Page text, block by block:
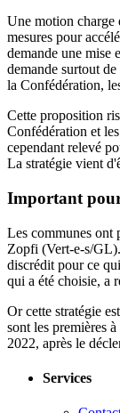
Une motion charge
mesures pour
demande une mise
demande surtout
la Confédération,
Cette proposition
Confédération et
cependant relevé
La stratégie vient
Important
Les communes ont
Zopfi (Vert-e-s/
discrédit pour ce
qui a été choisie, a
Or cette stratégie
sont les premières
2022, après le
Services